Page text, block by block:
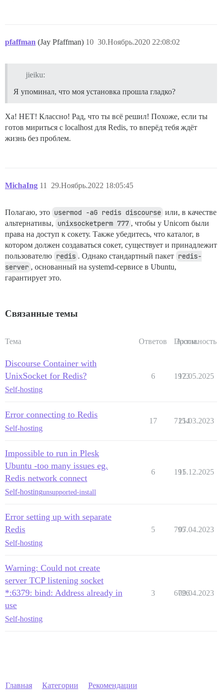
pfaffman (Jay Pfaffman) 30.Ноябрь.2020 22:08:02
10
jieiku:
Я упоминал, что моя установка прошла гладко?
Ха! НЕТ! Классно! Рад, что ты всё решил! Похоже, если ты
готов мириться с localhost для Redis, то вперёд тебя ждёт
жизнь без проблем.
MichaIng 29.Ноябрь.2022 18:05:45
11
Полагаю, это usermod -aG redis discourse или, в качестве
альтернативы, unixsocketperm 777 , чтобы у Unicorn были
права на доступ к сокету. Также убедитесь, что каталог, в
котором должен создаваться сокет, существует и принадлежит
пользователю redis . Однако стандартный пакет redis-
server , основанный на systemd-сервисе в Ubuntu,
гарантирует это.
Связанные темы
Тема Ответов Просм.
Активность
Discourse Container with
UnixSocket for Redis?
Self-hosting
6 1973
12.05.2025
Error connecting to Redis
Self-hosting
17 7154
21.03.2023
Impossible to run in Plesk
Ubuntu -too many issues eg.
Redis network connect
Self-hostingunsupported-install
6 191
15.12.2025
Error setting up with separate
Redis
Self-hosting
5 795
07.04.2023
Warning: Could not create
server TCP listening socket
*:6379: bind: Address already in
use
Self-hosting
3 6726
09.04.2023
Главная Категории Рекомендации